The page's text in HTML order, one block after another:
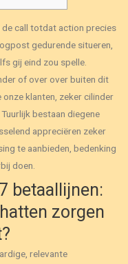
de call totdat action precies
gedurende situeren,
gij eind zou spelle.
of over over buiten dit
onze klanten, zeker cilinder
Tuurlijk bestaan diegene
appreciëren zeker
te aanbieden, bedenking
doen.
betaallijnen:
zorgen
relevante